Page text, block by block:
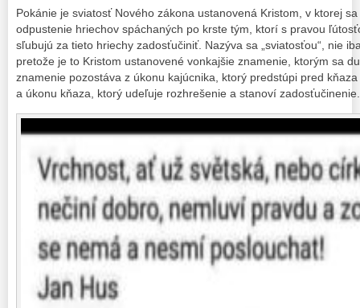
Pokánie je sviatosť Nového zákona ustanovená Kristom, v ktorej
odpustenie hriechov spáchaných po krste tým, ktorí s pravou
sľubujú za tieto hriechy zadosťučiniť. Nazýva sa „sviatosťou“, nie
pretože je to Kristom ustanovené vonkajšie znamenie, ktorým sa
znamenie pozostáva z úkonu kajúcnika, ktorý predstúpi pred
a úkonu kňaza, ktorý udeľuje rozhrešenie a stanoví zadosťučinenie.